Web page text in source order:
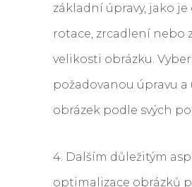
základní úpravy, jako je
rotace, zrcadlení nebo
velikosti obrázku.
požadovanou úpravu a
obrázek podle svých
4. Dalším důležitým
optimalizace obrázků